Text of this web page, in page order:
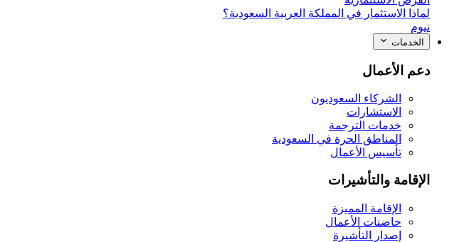
لماذا الاستثمار في المملكة العربية السعودية؟
نيوم
الخدمات
دعم الأعمال
الشركاء السعوديون
الاستشارات
خدمات الترجمة
المناطق الحرة في السعودية
تأسيس الأعمال
الإقامة والتأشيرات
الإقامة المميزة
حاضنات الأعمال
إصدار التأشيرة